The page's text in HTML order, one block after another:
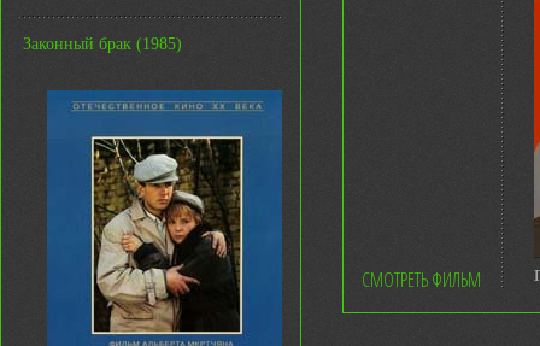
Законный брак (1985)
СМОТРЕТЬ ФИЛЬМ